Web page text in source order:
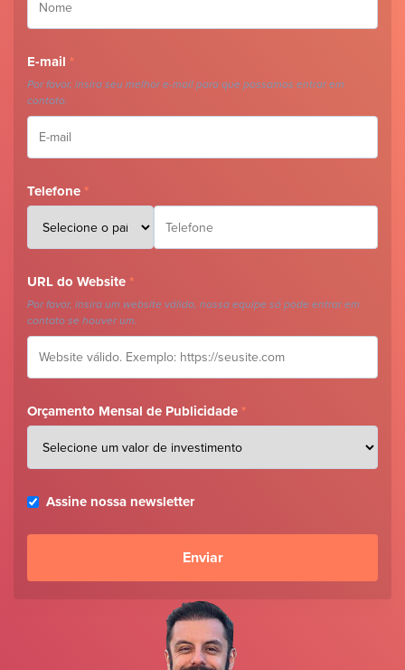
E-mail *
Por favor, insira seu melhor e-mail para que possamos entrar em
contato.
Telefone *
URL do Website *
Por favor, insira um website válido, nossa equipe só pode entrar em
contato se houver um.
Orçamento Mensal de Publicidade *
Assine nossa newsletter